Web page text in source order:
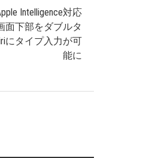
Intelligence対応
面下部をダブルタ
にタイプ入力が可
能に